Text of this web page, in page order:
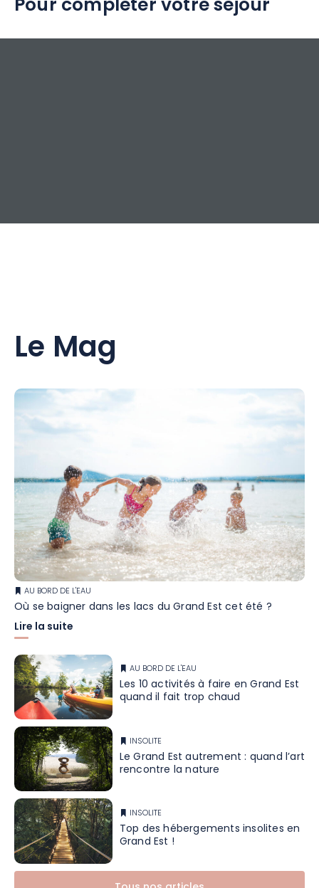
Pour compléter votre séjour
Le Mag
AU BORD DE L'EAU
Où se baigner dans les lacs du Grand Est cet été ?
Lire la suite
AU BORD DE L'EAU
Les 10 activités à faire en Grand Est
quand il fait trop chaud
INSOLITE
Le Grand Est autrement : quand l’art
rencontre la nature
INSOLITE
Top des hébergements insolites en
Grand Est !